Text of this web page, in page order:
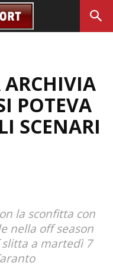
ARCHIVIA
POTEVA
SCENARI
la sconfitta con
nella off season
a martedì 7